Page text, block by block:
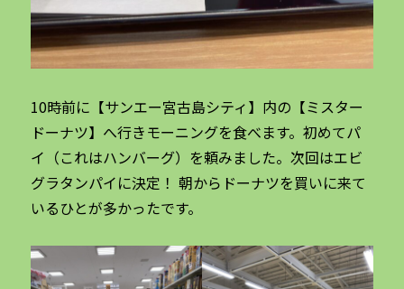
10時前に【サンエー宮古島シティ】内の【ミスター
ドーナツ】へ行きモーニングを食べます。初めてパ
イ（これはハンバーグ）を頼みました。次回はエビ
グラタンパイに決定！ 朝からドーナツを買いに来て
いるひとが多かったです。